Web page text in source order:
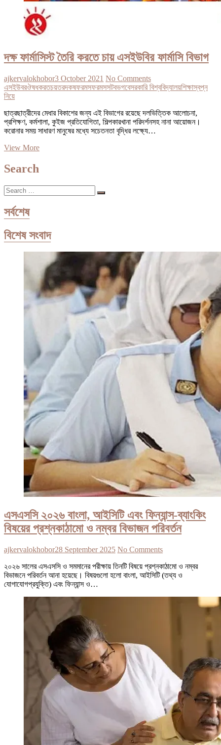
দক্ষ ফার্মাসিস্ট তৈরি করতে চায় এসইউবির ফার্মাসি বিভাগ
ajkervalokhobor3 October 2021 No Comments
এসইউবরঔষধকরতচয়তরদকষফরমসফরমসসটবভগবেসরকারি বিশ্ববিদ্যালয়শিক্ষাস্বপ্ন
নিয়ে
ছাত্রছাত্রীদের মেধার বিকাশের জন্য এই বিভাগের রয়েছে দলভিত্তিক আলোচনা,
প্রশিক্ষণ, কর্মশালা, কুইজ প্রতিযোগিতা, শিল্পকারখানা পরিদর্শনসহ নানা আয়োজন।
করোনার সময় সাধারণ মানুষের মধ্যে সচেতনতা বৃদ্ধির লক্ষ্যে…
View Moreদক্ষ
Search
Search
…
সর্বশেষ
বিশেষ সংবাদ
এসএসসি ২০২৬ বাংলা, আইসিটি এবং ফিন্যান্স-ব্যাংকিং
বিষয়ের প্রশ্নকাঠামো ও নম্বর বিভাজন পরিবর্তন
ajkervalokhobor28 September 2025 No Comments
২০২৬ সালের এসএসসি ও সমমানের পরীক্ষায় তিনটি বিষয়ে প্রশ্নকাঠামো ও নম্বর
বিভাজনে পরিবর্তন আনা হয়েছে। বিষয়গুলো হলো বাংলা, আইসিটি (তথ্য ও
যোগাযোগপ্রযুক্তি) এবং ফিন্যান্স ও…